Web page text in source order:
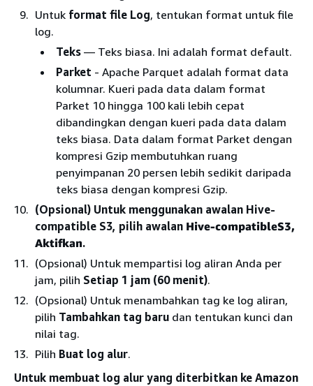
Untuk format file Log, tentukan format untuk file
log.
Teks — Teks biasa. Ini adalah format default.
Parket - Apache Parquet adalah format data
kolumnar. Kueri pada data dalam format
Parket 10 hingga 100 kali lebih cepat
dibandingkan dengan kueri pada data dalam
teks biasa. Data dalam format Parket dengan
kompresi Gzip membutuhkan ruang
penyimpanan 20 persen lebih sedikit daripada
teks biasa dengan kompresi Gzip.
(Opsional) Untuk menggunakan awalan Hive-
compatible S3, pilih awalan Hive-compatibleS3,
Aktifkan.
(Opsional) Untuk mempartisi log aliran Anda per
jam, pilih Setiap 1 jam (60 menit).
(Opsional) Untuk menambahkan tag ke log aliran,
pilih Tambahkan tag baru dan tentukan kunci dan
nilai tag.
Pilih Buat log alur.
Untuk membuat log alur yang diterbitkan ke Amazon